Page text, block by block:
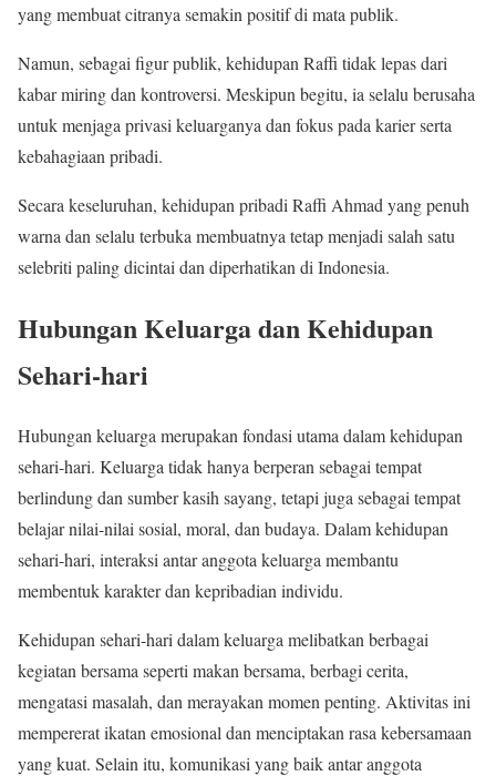
yang membuat citranya semakin positif di mata publik.
Namun, sebagai figur publik, kehidupan Raffi tidak lepas dari
kabar miring dan kontroversi. Meskipun begitu, ia selalu berusaha
untuk menjaga privasi keluarganya dan fokus pada karier serta
kebahagiaan pribadi.
Secara keseluruhan, kehidupan pribadi Raffi Ahmad yang penuh
warna dan selalu terbuka membuatnya tetap menjadi salah satu
selebriti paling dicintai dan diperhatikan di Indonesia.
Hubungan Keluarga dan Kehidupan
Sehari-hari
Hubungan keluarga merupakan fondasi utama dalam kehidupan
sehari-hari. Keluarga tidak hanya berperan sebagai tempat
berlindung dan sumber kasih sayang, tetapi juga sebagai tempat
belajar nilai-nilai sosial, moral, dan budaya. Dalam kehidupan
sehari-hari, interaksi antar anggota keluarga membantu
membentuk karakter dan kepribadian individu.
Kehidupan sehari-hari dalam keluarga melibatkan berbagai
kegiatan bersama seperti makan bersama, berbagi cerita,
mengatasi masalah, dan merayakan momen penting. Aktivitas ini
mempererat ikatan emosional dan menciptakan rasa kebersamaan
yang kuat. Selain itu, komunikasi yang baik antar anggota